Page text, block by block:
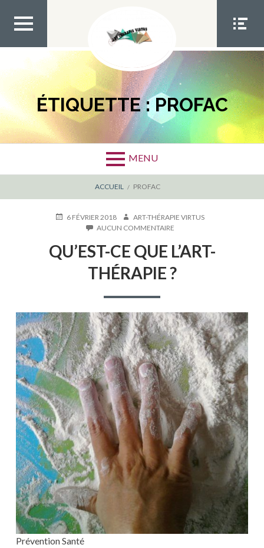
contenu
U TOP
MEN
U
SOCIA
L
ÉTIQUETTE :PROFAC
MENU
D'ARIANE
ACCUEIL PROFAC
PUBLIÉ6 FÉVRIER 2018 AUTEUR
ART-THÉRAPIE VIRTUS
AUCUN COMMENTAIRE
CE
QUE
L’ART-
QU’EST-CE QUE L’ART-
THÉRAPIE ?
Prévention Santé